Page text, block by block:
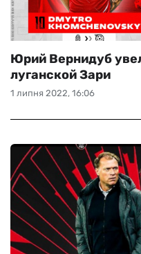
1 липня 2022, 16:06
Юрий Вернидуб
луганской Зари